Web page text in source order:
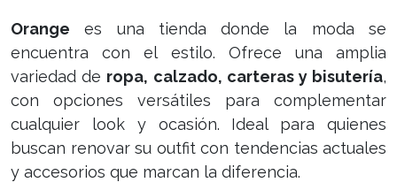
Orange es una tienda donde la moda se
encuentra con el estilo. Ofrece una amplia
variedad de ropa, calzado, carteras y bisutería,
con opciones versátiles para complementar
cualquier look y ocasión. Ideal para quienes
buscan renovar su outfit con tendencias actuales
y accesorios que marcan la diferencia.